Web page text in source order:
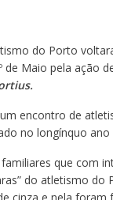
do Porto
de Maio pela ação
encontro de
no longínquo ano
que com
do atletismo